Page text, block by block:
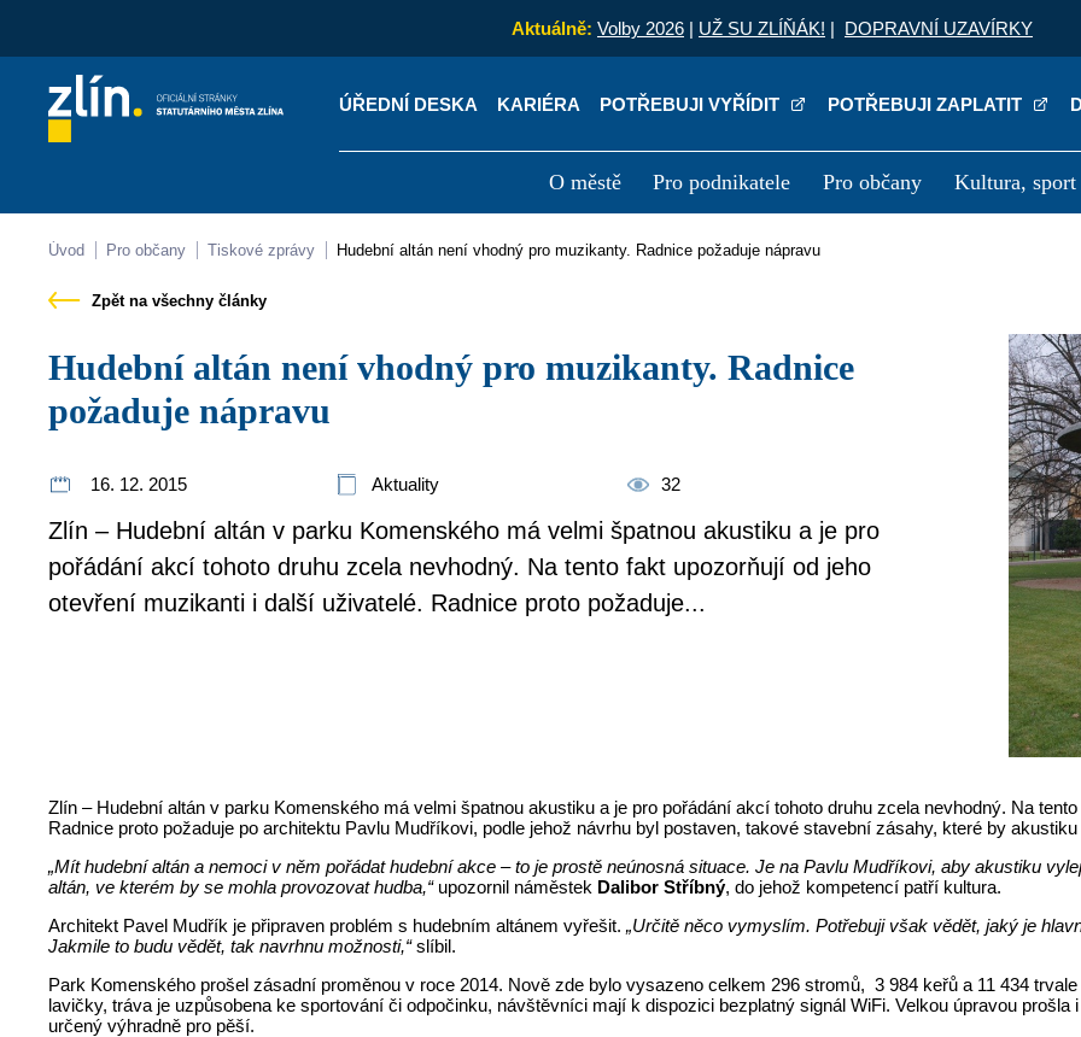
Aktuálně: Volby 2026 | UŽ SU ZLÍŇÁK! | DOPRAVNÍ UZAVÍRKY
ÚŘEDNÍ DESKA KARIÉRA POTŘEBUJI VYŘÍDIT POTŘEBUJI ZAPLATIT
O městě Pro podnikatele Pro občany Kultura, sport
Kontakty Úřední deska
Úvod Pro občany Tiskové zprávy Hudební altán není vhodný pro muzikanty. Radnice požaduje nápravu
Zpět na všechny články
Hudební altán není vhodný pro muzikanty. Radnice
požaduje nápravu
16. 12. 2015 Aktuality 32
Zlín – Hudební altán v parku Komenského má velmi špatnou akustiku a je pro
pořádání akcí tohoto druhu zcela nevhodný. Na tento fakt upozorňují od jeho
otevření muzikanti i další uživatelé. Radnice proto požaduje...
Zlín – Hudební altán v parku Komenského má velmi špatnou akustiku a je pro pořádání akcí tohoto druhu zcela nevhodný. Na
Radnice proto požaduje po architektu Pavlu Mudříkovi, podle jehož návrhu byl postaven, takové stavební zásahy, které by akustiku
„Mít hudební altán a nemoci v něm pořádat hudební akce – to je prostě neúnosná situace. Je na Pavlu Mudříkovi, aby akustiku
altán, ve kterém by se mohla provozovat hudba,“upozornil náměstek Dalibor Stříbný, do jehož kompetencí patří kultura.
Architekt Pavel Mudřík je připraven problém s hudebním altánem vyřešit.„Určitě něco vymyslím. Potřebuji však vědět, jaký je
Jakmile to budu vědět, tak navrhnu možnosti,“slíbil.
Park Komenského prošel zásadní proměnou v roce 2014. Nově zde bylo vysazeno celkem 296 stromů, 3 984 keřů a 11 434
lavičky, tráva je uzpůsobena ke sportování či odpočinku, návštěvníci mají k dispozici bezplatný signál WiFi. Velkou úpravou
určený výhradně pro pěší.